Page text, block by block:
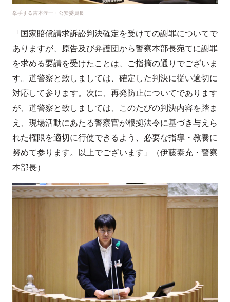
挙手する吉本淳一・公安委員長
「国家賠償請求訴訟判決確定を受けての謝罪についてで
ありますが、原告及び弁護団から警察本部長宛てに謝罪
を求める要請を受けたことは、ご指摘の通りでございま
す。道警察と致しましては、確定した判決に従い適切に
対応して参ります。次に、再発防止についてであります
が、道警察と致しましては、このたびの判決内容を踏ま
え、現場活動にあたる警察官が根拠法令に基づき与えら
れた権限を適切に行使できるよう、必要な指導・教養に
努めて参ります。以上でございます」（伊藤泰充・警察
本部長）